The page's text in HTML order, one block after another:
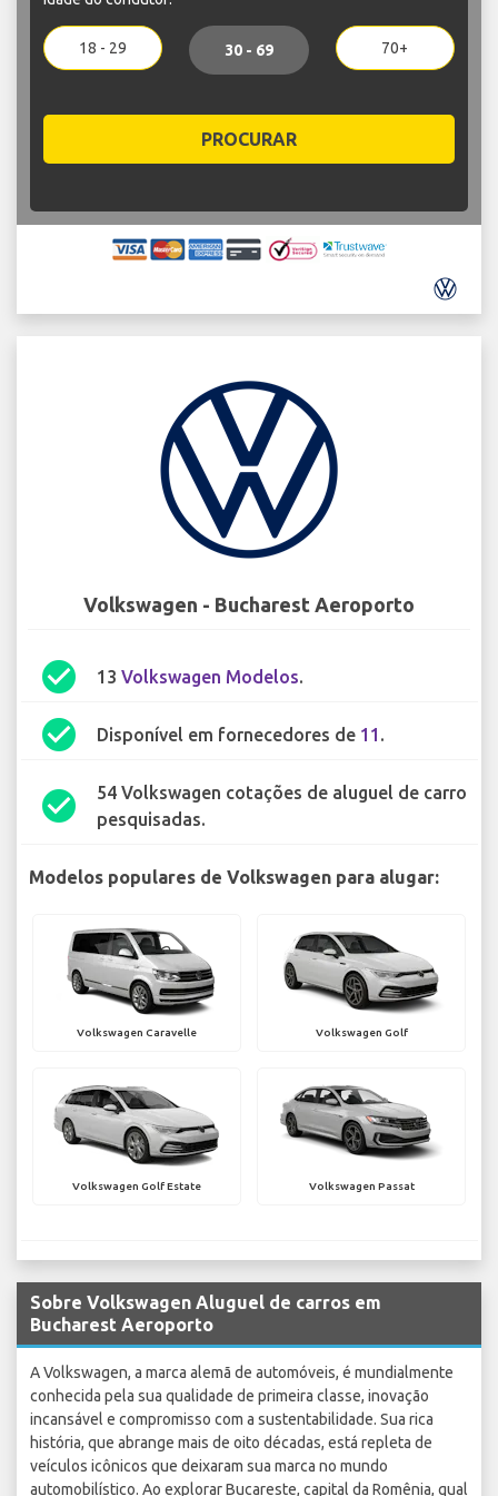
18 - 29 30 - 69 70+
PROCURAR
Volkswagen - Bucharest Aeroporto
check_circle 13 Volkswagen Modelos.
check_circle Disponível em fornecedores de 11 .
check_circle
54 Volkswagen cotações de aluguel de carro
pesquisadas.
Modelos populares de Volkswagen para alugar:
Volkswagen Caravelle Volkswagen Golf
Volkswagen Golf Estate Volkswagen Passat
Sobre Volkswagen Aluguel de carros em
Bucharest Aeroporto
A Volkswagen, a marca alemã de automóveis, é mundialmente
conhecida pela sua qualidade de primeira classe, inovação
incansável e compromisso com a sustentabilidade. Sua rica
história, que abrange mais de oito décadas, está repleta de
veículos icônicos que deixaram sua marca no mundo
automobilístico. Ao explorar Bucareste, capital da Romênia, qual